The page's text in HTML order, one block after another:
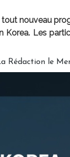
nouveau
Korea. Les
Rédaction le